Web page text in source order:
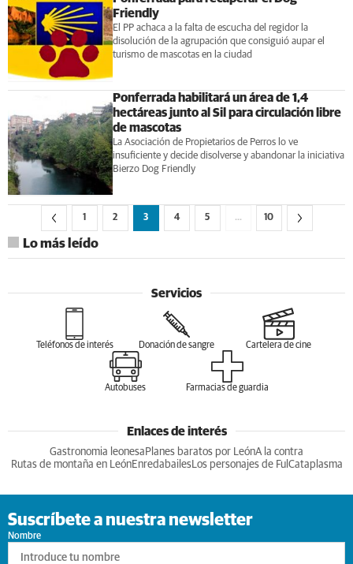
Friendly
El PP achaca a la falta de escucha del regidor la
disolución de la agrupación que consiguió aupar el
turismo de mascotas en la ciudad
Ponferrada habilitará un área de 1,4
hectáreas junto al Sil para circulación libre
de mascotas
La Asociación de Propietarios de Perros lo ve
insuficiente y decide disolverse y abandonar la iniciativa
Bierzo Dog Friendly
1 2 3 4 5 … 10
Lo más leído
Servicios
Teléfonos de interés Donación de sangre Cartelera de cine
Autobuses Farmacias de guardia
Enlaces de interés
Gastronomia leonesa Planes baratos por LeónA la contra
Rutas de montaña en LeónEnredabailesLos personajes de Ful Cataplasma
Suscríbete a nuestra newsletter
Nombre